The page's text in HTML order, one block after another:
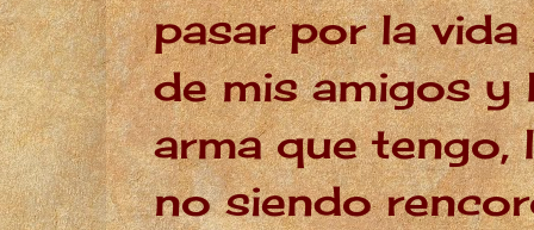
pasar por la
de mis amigos
arma que tengo,
no siendo